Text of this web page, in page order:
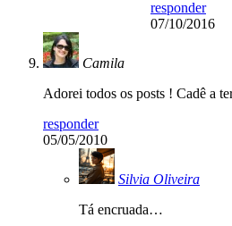
responder
07/10/2016
Camila
Adorei todos os posts ! Cadê a
responder
05/05/2010
Silvia Oliveira
Tá encruada…